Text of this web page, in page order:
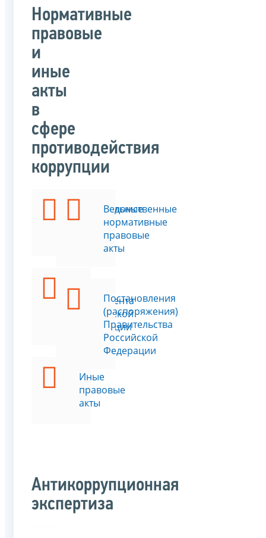
Нормативные
правовые
и
иные
акты
в
сфере
противодействия
коррупции
Федеральные
законы
Указы
Президента
Российской
Федерации
Иные
правовые
акты
Ведомственные
нормативные
правовые
акты
Постановления
(распоряжения)
Правительства
Российской
Федерации
Антикоррупционная
экспертиза